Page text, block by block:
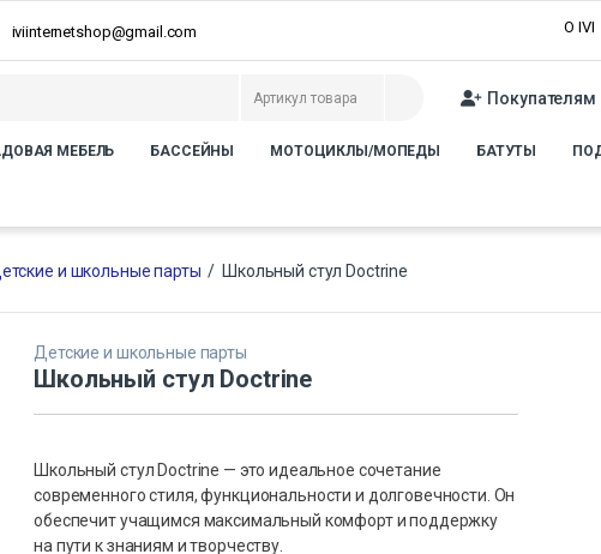
iviinternetshop@gmail.com О IVI
Покупателям
МЕБЕЛЬ БАССЕЙНЫ МОТОЦИКЛЫ/МОПЕДЫ БАТУТЫ
и школьные парты / Школьный стул Doctrine
Детские и школьные парты
Школьный стул Doctrine
Школьный стул Doctrine — это идеальное сочетание
современного стиля, функциональности и долговечности. Он
обеспечит учащимся максимальный комфорт и поддержку
на пути к знаниям и творчеству.